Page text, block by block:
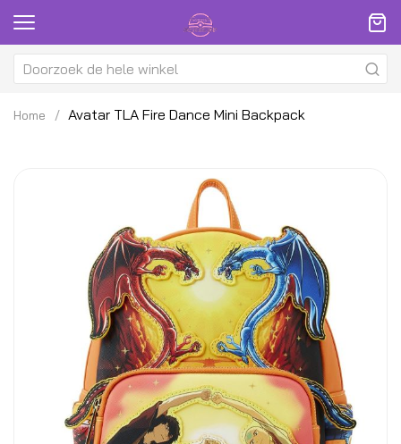
Home Avatar TLA Fire Dance Mini Backpack
afbeeldingen-